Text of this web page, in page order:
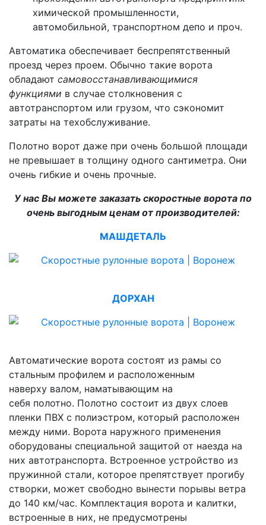
химической промышленности,
автомобильной, транспортном депо и проч.
Автоматика обеспечивает беспрепятственный
проезд через проем. Обычно такие ворота
обладают самовосстанавливающимися
функциями в случае столкновения с
автотранспортом или грузом, что сэкономит
затраты на техобслуживание.
Полотно ворот даже при очень большой площади
не превышает в толщину одного сантиметра. Они
очень гибкие и очень прочные.
У нас Вы можете заказать скоростные ворота по
очень выгодным ценам от производителей:
МАШДЕТАЛЬ
ДОРХАН
Автоматические ворота состоят из рамы со
стальным профилем и расположенным
наверху валом, наматывающим на
себя полотно. Полотно состоит из двух слоев
пленки ПВХ с полиэстром, который расположен
между ними. Ворота наружного применения
оборудованы специальной защитой от наезда на
них автотранспорта. Встроенное устройство из
пружинной стали, которое препятствует прогибу
створки, может свободно вынести порывы ветра
до 140 км/час. Комплектация ворота и калитки,
встроенные в них, не предусмотрены